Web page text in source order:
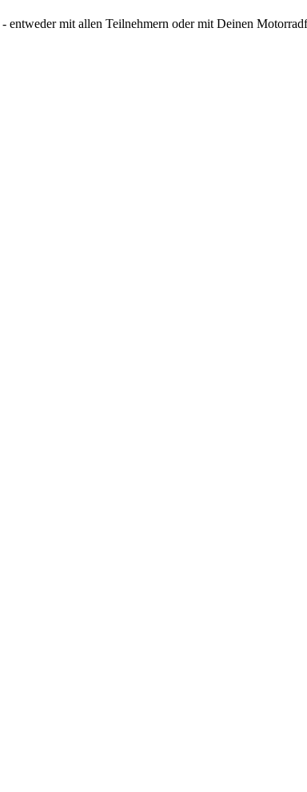
entweder mit allen Teilnehmern oder mit Deinen